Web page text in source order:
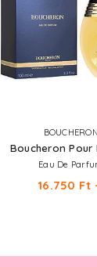
BOUCHERON
Boucheron Pour
Eau De
16.750 Ft